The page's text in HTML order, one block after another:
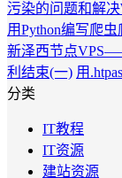
污染的问题和解
用Python编写爬
新泽西节点
利结束(一) 用
分类
IT教程
IT资源
建站资源